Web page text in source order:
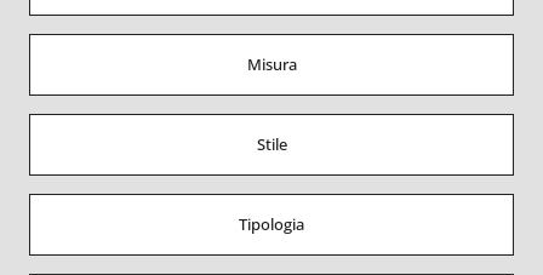
Misura
Stile
Tipologia